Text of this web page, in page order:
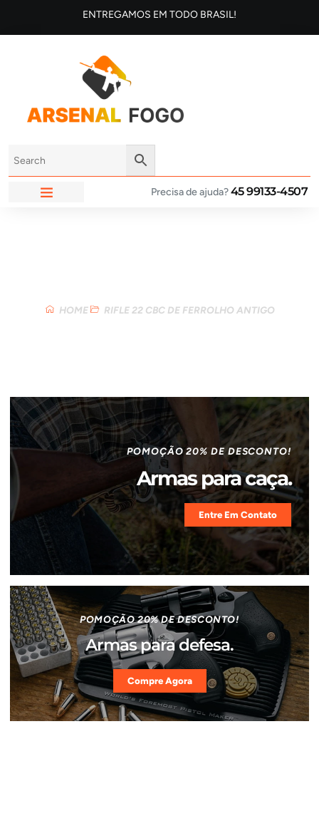
ENTREGAMOS EM TODO BRASIL!
Precisa de ajuda?45 99133-4507
HOME RIFLE 22 CBC DE FERROLHO ANTIGO
POMOÇÃO 20% DE DESCONTO!
Armas para caça.
Entre Em Contato
POMOÇÃO 20% DE DESCONTO!
Armas para defesa.
Compre Agora